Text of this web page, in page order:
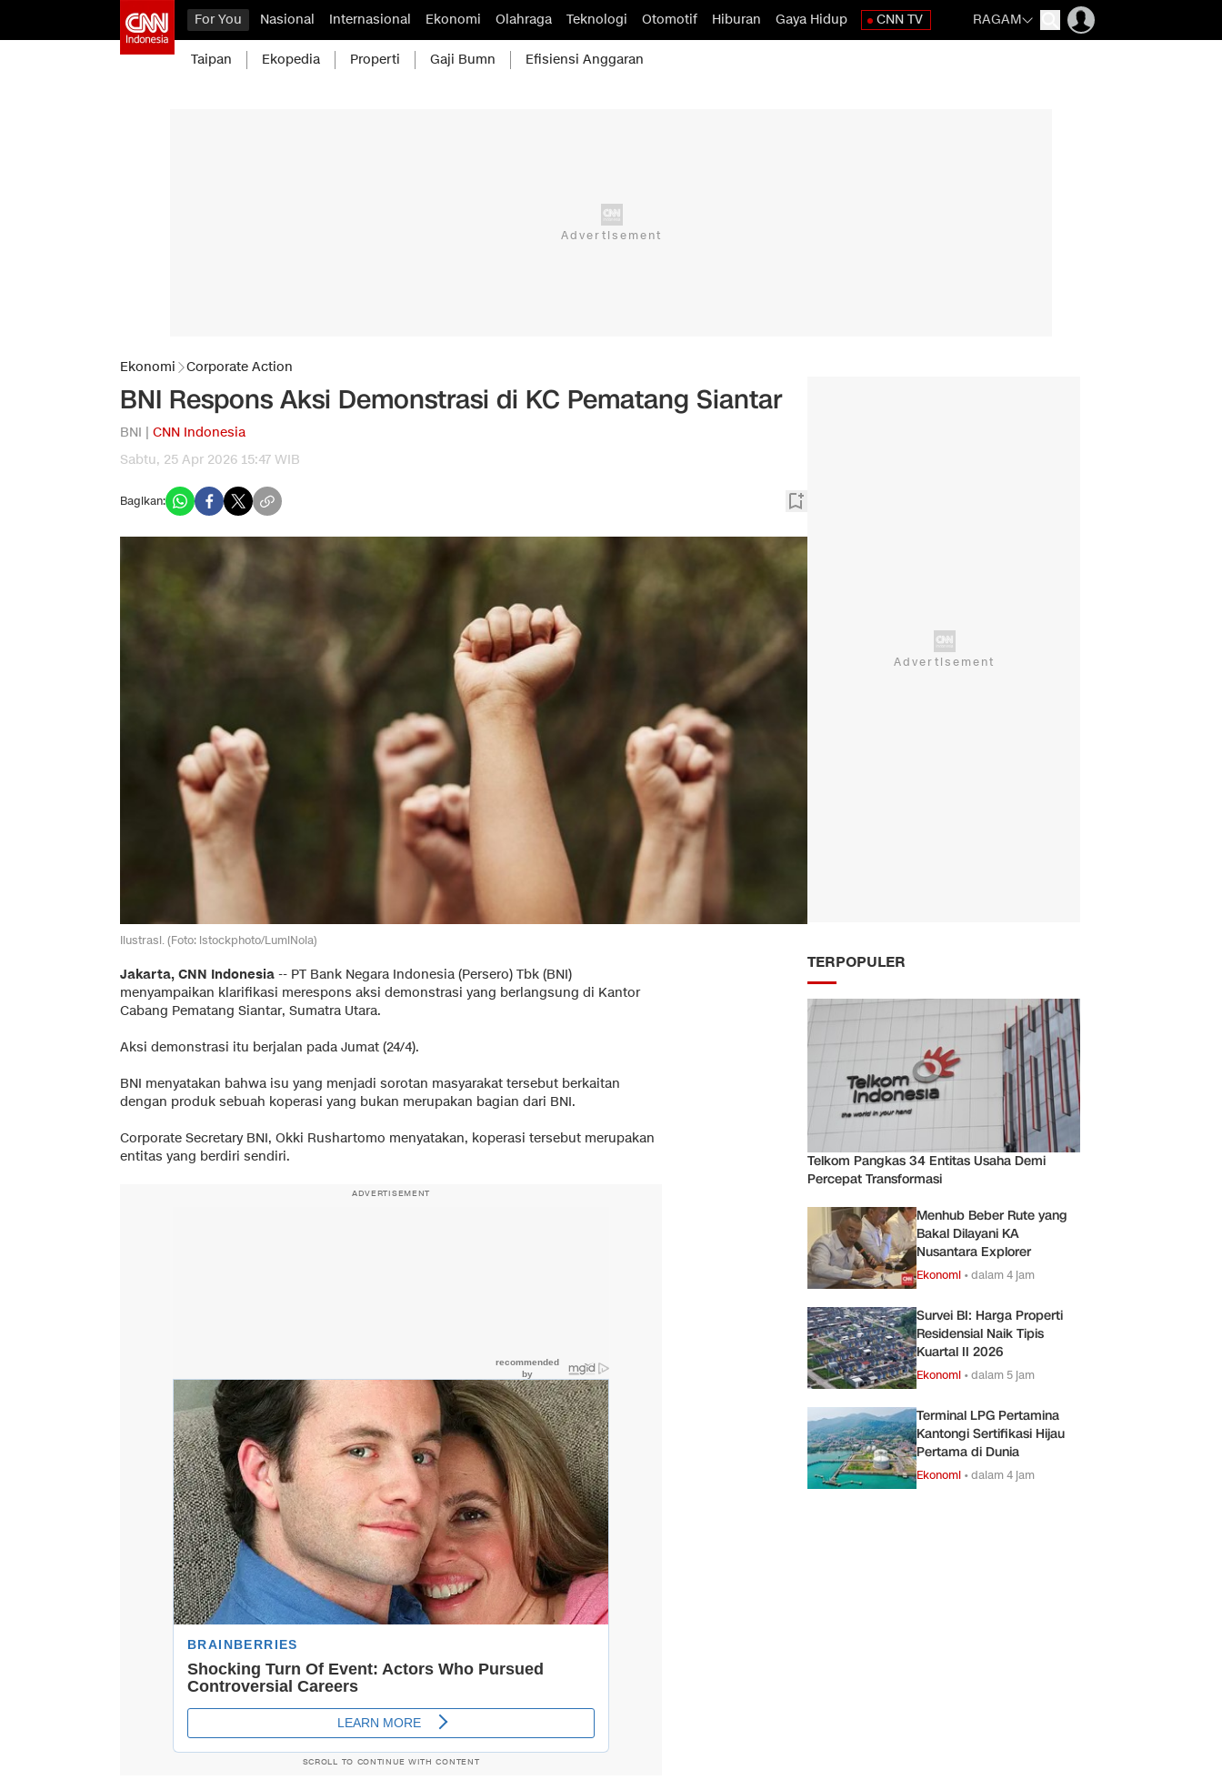
For You Nasional Internasional Ekonomi Olahraga Teknologi Otomotif Hiburan Gaya Hidup CNN TV RAGAM
Taipan Ekopedia Properti Gaji Bumn Efisiensi Anggaran
Ekonomi Corporate Action
BNI Respons Aksi Demonstrasi di KC Pematang Siantar
BNI | CNN Indonesia
Sabtu, 25 Apr 2026 15:47 WIB
Bagikan:
Ilustrasi. (Foto: istockphoto/LumiNola)
Jakarta, CNN Indonesia -- PT Bank Negara Indonesia (Persero) Tbk (BNI)
menyampaikan klarifikasi merespons aksi demonstrasi yang berlangsung di Kantor
Cabang Pematang Siantar, Sumatra Utara.
Aksi demonstrasi itu berjalan pada Jumat (24/4).
BNI menyatakan bahwa isu yang menjadi sorotan masyarakat tersebut berkaitan
dengan produk sebuah koperasi yang bukan merupakan bagian dari BNI.
Corporate Secretary BNI, Okki Rushartomo menyatakan, koperasi tersebut merupakan
entitas yang berdiri sendiri.
ADVERTISEMENT
SCROLL TO CONTINUE WITH CONTENT
TERPOPULER
Telkom Pangkas 34 Entitas Usaha Demi
Percepat Transformasi
Menhub Beber Rute yang
Bakal Dilayani KA
Nusantara Explorer
Ekonomi •dalam 4 jam
Survei BI: Harga Properti
Residensial Naik Tipis
Kuartal II 2026
Ekonomi •dalam 5 jam
Terminal LPG Pertamina
Kantongi Sertifikasi Hijau
Pertama di Dunia
Ekonomi •dalam 4 jam